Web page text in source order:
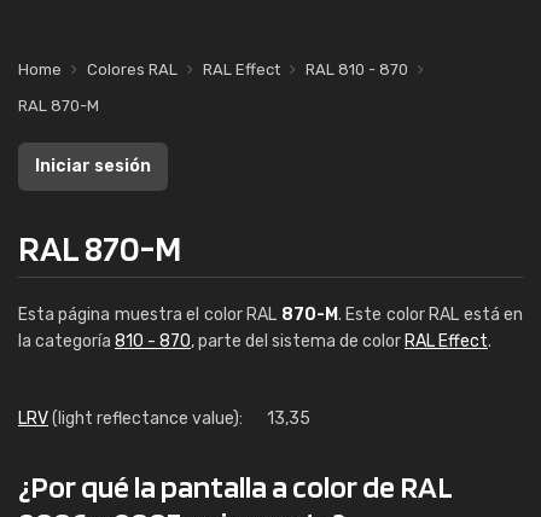
Home Colores RAL RAL Effect
RAL 810 - 870
RAL 870-M
Iniciar sesión
RAL 870-M
Esta página muestra el color RAL 870-M. Este color RAL está en
la categoría 810 - 870, parte del sistema de color RAL Effect.
LRV(light reflectance value): 13,35
¿Por qué la pantalla a color de RAL